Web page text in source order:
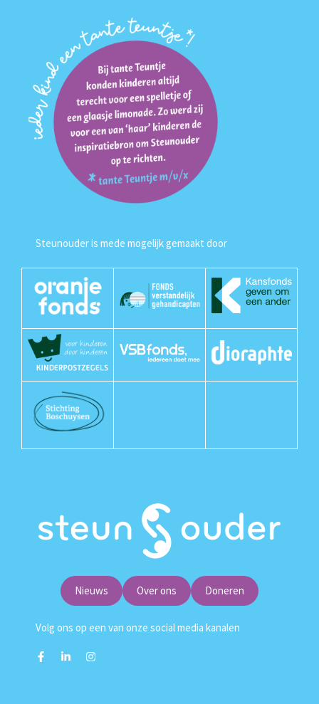
Steunouder is mede mogelijk gemaakt door
Nieuws Over ons Doneren
Volg ons op een van onze social media kanalen